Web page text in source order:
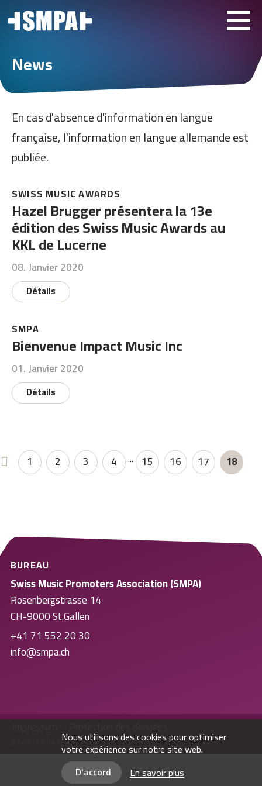
News
En cas d'absence d'information en langue
française, l'information en langue allemande est
publiée.
SWISS MUSIC AWARDS
Hazel Brugger présentera la 13e
édition des Swiss Music Awards au
KKL de Lucerne
08. Janvier 2020
Détails
SMPA
Bienvenue Impact Music Inc
01. Janvier 2020
Détails
1 2 3 4 ... 15 16 17 18
BUREAU
Swiss Music Promoters Association (SMPA)
Rosenbergstrasse 14
CH-9000 St.Gallen
+41 71 552 20 30
info@smpa.ch
powered by indualNous utilisons des cookies pour optimiser
votre expérience sur notre site web.
D'accord
En savoir plus